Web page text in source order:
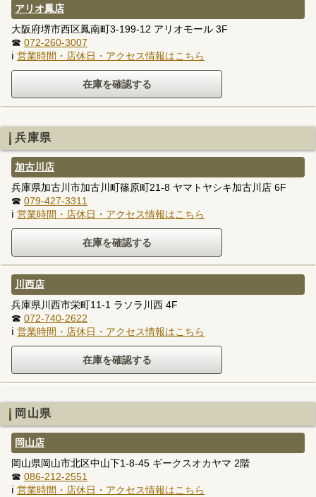
アリオ鳳店
大阪府堺市西区鳳南町3-199-12 アリオモール 3F
☎ 072-260-3007
ℹ 営業時間・店休日・アクセス情報はこちら
兵庫県
加古川店
兵庫県加古川市加古川町篠原町21-8 ヤマトヤシキ加古川店 6F
☎ 079-427-3311
ℹ 営業時間・店休日・アクセス情報はこちら
川西店
兵庫県川西市栄町11-1 ラソラ川西 4F
☎ 072-740-2622
ℹ 営業時間・店休日・アクセス情報はこちら
岡山県
岡山店
岡山県岡山市北区中山下1-8-45 ギークスオカヤマ 2階
☎ 086-212-2551
ℹ 営業時間・店休日・アクセス情報はこちら